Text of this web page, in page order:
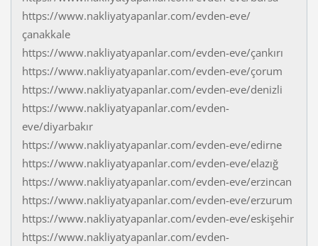
https://www.nakliyatyapanlar.com/evden-eve/
çanakkale
https://www.nakliyatyapanlar.com/evden-eve/çankırı
https://www.nakliyatyapanlar.com/evden-eve/çorum
https://www.nakliyatyapanlar.com/evden-eve/denizli
https://www.nakliyatyapanlar.com/evden-
eve/diyarbakır
https://www.nakliyatyapanlar.com/evden-eve/edirne
https://www.nakliyatyapanlar.com/evden-eve/elazığ
https://www.nakliyatyapanlar.com/evden-eve/erzincan
https://www.nakliyatyapanlar.com/evden-eve/erzurum
https://www.nakliyatyapanlar.com/evden-eve/eskişehir
https://www.nakliyatyapanlar.com/evden-